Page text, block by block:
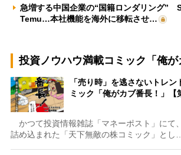
急増する中国企業の“国籍ロンダリング”
Temu…本社機能を海外に移転させ…
投資ノウハウ満載コミック「俺が
「売り時」を逃さないトレ
ミック「俺がカブ番長！」【
かつて投資情報雑誌「マネーポスト」にて
詰め込まれた「天下無敵の株コミック」とし…